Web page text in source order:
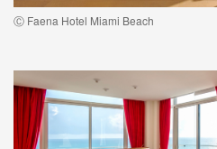
Ⓒ Faena Hotel Miami Beach